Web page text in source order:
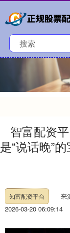
智富配资
是“说话晚”
知富配资平台 来
2026-03-20 06:09:14